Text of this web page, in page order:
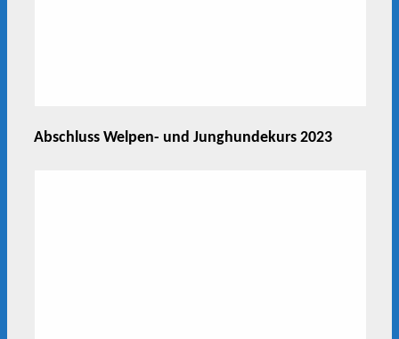
Abschluss Welpen- und Junghundekurs 2023